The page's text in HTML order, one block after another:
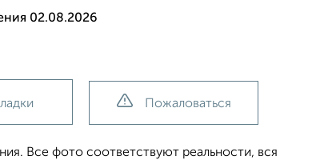
02.08.2026
Пожаловаться
Все фото соответствуют реальности, вся